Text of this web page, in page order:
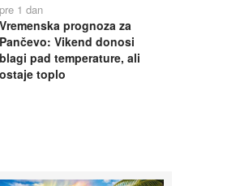
pre 1 dan
Vremenska prognoza za
Pančevo: Vikend donosi
blagi pad temperature, ali
ostaje toplo